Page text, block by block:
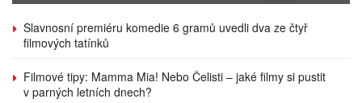
Slavnosní premiéru komedie 6 gramů uvedli dva ze čtyř
filmových tatínků
Filmové tipy: Mamma Mia! Nebo Čelisti – jaké filmy si pustit
v parných letních dnech?